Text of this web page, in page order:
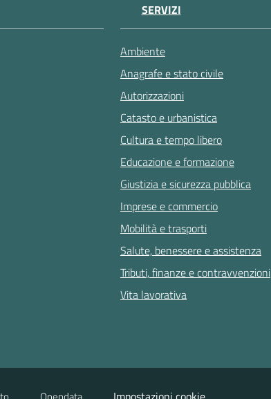
SERVIZI
Ambiente
Anagrafe e stato civile
Autorizzazioni
Catasto e urbanistica
Cultura e tempo libero
Educazione e formazione
Giustizia e sicurezza pubblica
Imprese e commercio
Mobilità e trasporti
Salute, benessere e assistenza
Tributi, finanze e contravvenzioni
Vita lavorativa